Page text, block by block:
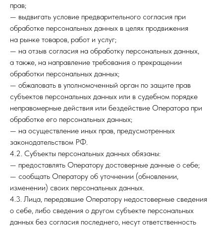
прав;
— выдвигать условие предварительного согласия при
обработке персональных данных в целях продвижения
на рынке товаров, работ и услуг;
— на отзыв согласия на обработку персональных данных,
а также, на направление требования о прекращении
обработки персональных данных;
— обжаловать в уполномоченный орган по защите прав
субъектов персональных данных или в судебном порядке
неправомерные действия или бездействие Оператора при
обработке его персональных данных;
— на осуществление иных прав, предусмотренных
законодательством РФ.
4.2. Субъекты персональных данных обязаны:
— предоставлять Оператору достоверные данные о себе;
— сообщать Оператору об уточнении (обновлении,
изменении) своих персональных данных.
4.3. Лица, передавшие Оператору недостоверные сведения
о себе, либо сведения о другом субъекте персональных
данных без согласия последнего, несут ответственность